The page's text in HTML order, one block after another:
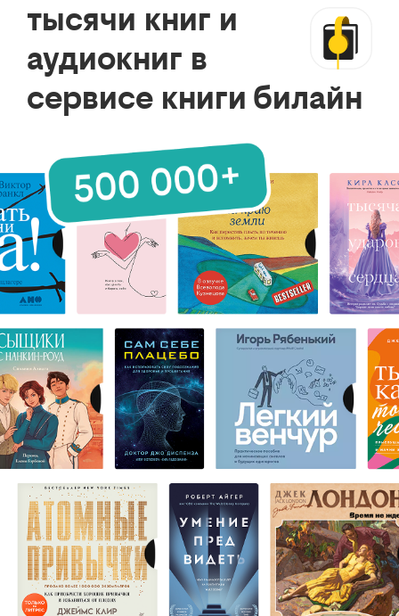
тысячи книг и
аудиокниг в
сервисе книги билайн